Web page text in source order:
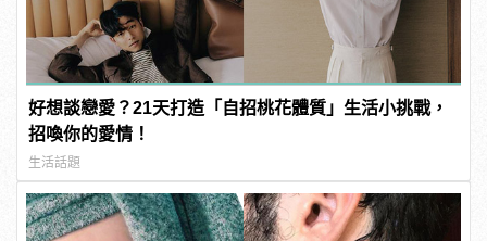
好想談戀愛？21天打造「自招桃花體質」生活小挑戰，
招喚你的愛情！
生活話題